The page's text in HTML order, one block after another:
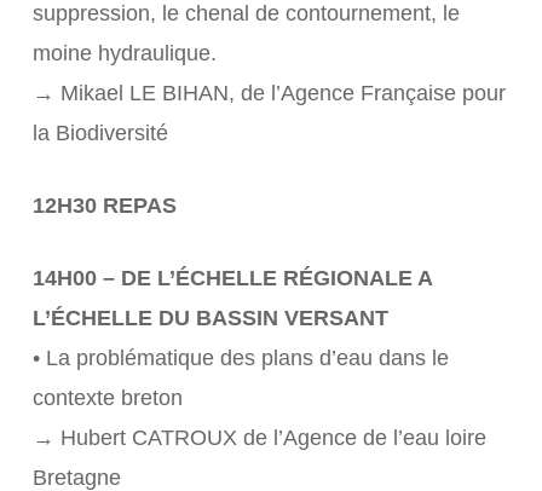
suppression, le chenal de contournement, le
moine hydraulique.
→ Mikael LE BIHAN, de l’Agence Française pour
la Biodiversité
12H30 REPAS
14H00 – DE L’ÉCHELLE RÉGIONALE A
L’ÉCHELLE DU BASSIN VERSANT
• La problématique des plans d’eau dans le
contexte breton
→ Hubert CATROUX de l’Agence de l’eau loire
Bretagne